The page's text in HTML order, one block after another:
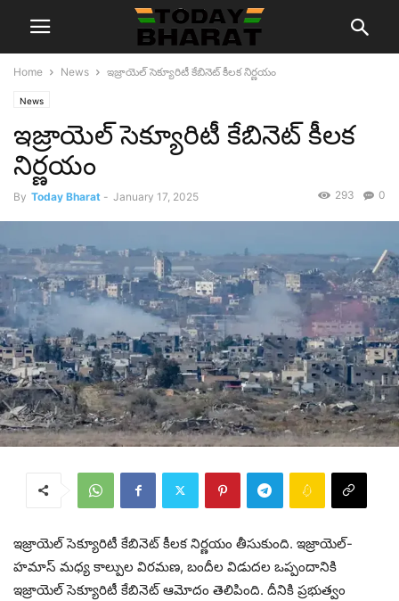
Home News ఇజ్రాయెల్ సెక్యూరిటీ కేబినెట్ కీలక నిర్ణయం
News
ఇజ్రాయెల్ సెక్యూరిటీ కేబినెట్ కీలక
నిర్ణయం
By Today Bharat - January 17, 2025 0
293
ఇజ్రాయెల్ సెక్యూరిటీ కేబినెట్ కీలక నిర్ణయం తీసుకుంది. ఇజ్రాయెల్‌-
హమాస్‌ మధ్య కాల్పుల విరమణ, బందీల విడుదల ఒప్పందానికి
ఇజ్రాయెల్‌ సెక్యూరిటీ కేబినెట్‌ ఆమోదం తెలిపింది. దీనికి ప్రభుత్వం